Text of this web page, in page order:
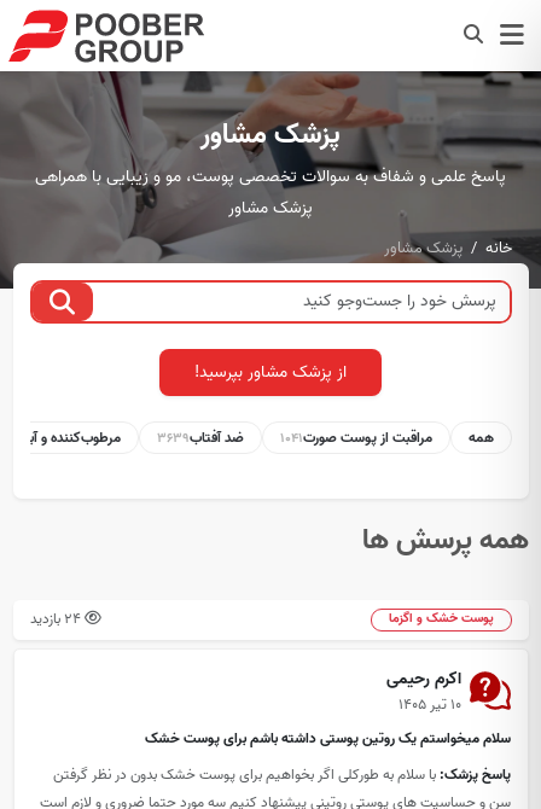
پزشک مشاور
پاسخ علمی و شفاف به سوالات تخصصی پوست، مو و زیبایی با همراهی
پزشک مشاور
خانه پزشک مشاور
از پزشک مشاور بپرسید!
همه مراقبت از پوست صورت1041 ضد آفتاب3639 مرطوب‌کننده و آبرسان
همه پرسش ها
پوست خشک و اگزما 24 بازدید
اکرم رحیمی
۱۰ تیر ۱۴۰۵
سلام میخواستم یک روتین پوستی داشته باشم برای پوست خشک
پاسخ پزشک: با سلام به طورکلی اگر بخواهیم برای پوست خشک بدون در نظر گرفتن
سن و حساسیت های پوستی روتینی پیشنهاد کنیم سه مورد حتما ضروری و لازم است